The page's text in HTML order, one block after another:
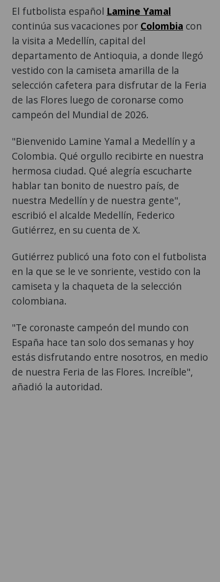
El futbolista español Lamine Yamal
continúa sus vacaciones por Colombia con
la visita a Medellín, capital del
departamento de Antioquia, a donde llegó
vestido con la camiseta amarilla de la
selección cafetera para disfrutar de la Feria
de las Flores luego de coronarse como
campeón del Mundial de 2026.
"Bienvenido Lamine Yamal a Medellín y a
Colombia. Qué orgullo recibirte en nuestra
hermosa ciudad. Qué alegría escucharte
hablar tan bonito de nuestro país, de
nuestra Medellín y de nuestra gente",
escribió el alcalde Medellín, Federico
Gutiérrez, en su cuenta de X.
Gutiérrez publicó una foto con el futbolista
en la que se le ve sonriente, vestido con la
camiseta y la chaqueta de la selección
colombiana.
"Te coronaste campeón del mundo con
España hace tan solo dos semanas y hoy
estás disfrutando entre nosotros, en medio
de nuestra Feria de las Flores. Increíble",
añadió la autoridad.